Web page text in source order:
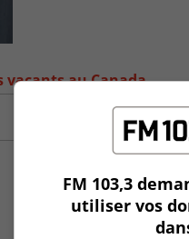
vacants au Canada
FM 103,3
utiliser vos